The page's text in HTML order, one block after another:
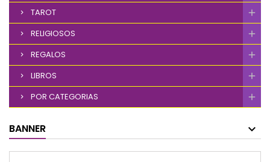
TAROT
RELIGIOSOS
REGALOS
LIBROS
POR CATEGORIAS
BANNER